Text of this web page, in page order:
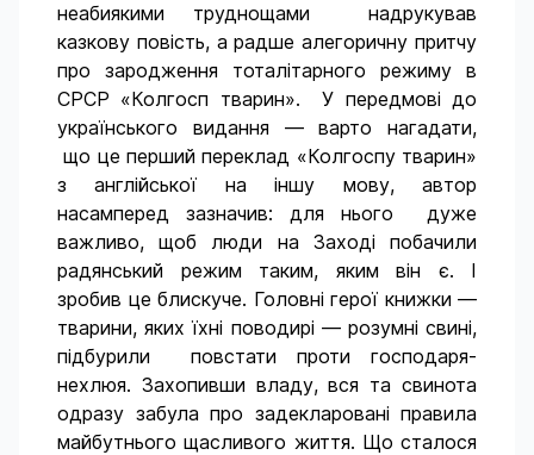
неабиякими труднощами надрукував
казкову повість, а радше алегоричну притчу
про зародження тоталітарного режиму в
СРСР «Колгосп тварин». У передмові до
українського видання — варто нагадати,
що це перший переклад «Колгоспу тварин»
з англійської на іншу мову, автор
насамперед зазначив: для нього дуже
важливо, щоб люди на Заході побачили
радянський режим таким, яким він є. І
зробив це блискуче. Головні герої книжки —
тварини, яких їхні поводирі — розумні свині,
підбурили повстати проти господаря-
нехлюя. Захопивши владу, вся та свинота
одразу забула про задекларовані правила
майбутнього щасливого життя. Що сталося